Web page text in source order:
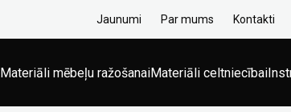
Jaunumi Par mums Kontakti
Materiāli mēbeļu ražošanaiMateriāli celtniecībai